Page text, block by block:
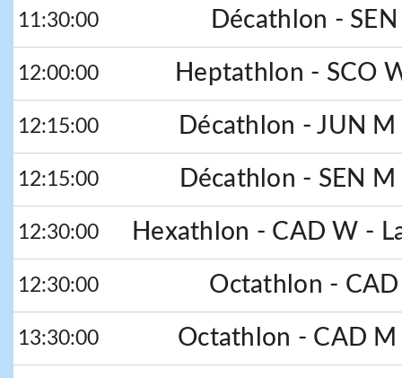
11:30:00 Décathlon -
12:00:00 Heptathlon - SCO
12:15:00 Décathlon - JUN
12:15:00 Décathlon - SEN
12:30:00 Hexathlon - CAD W -
12:30:00 Octathlon -
13:30:00 Octathlon - CAD